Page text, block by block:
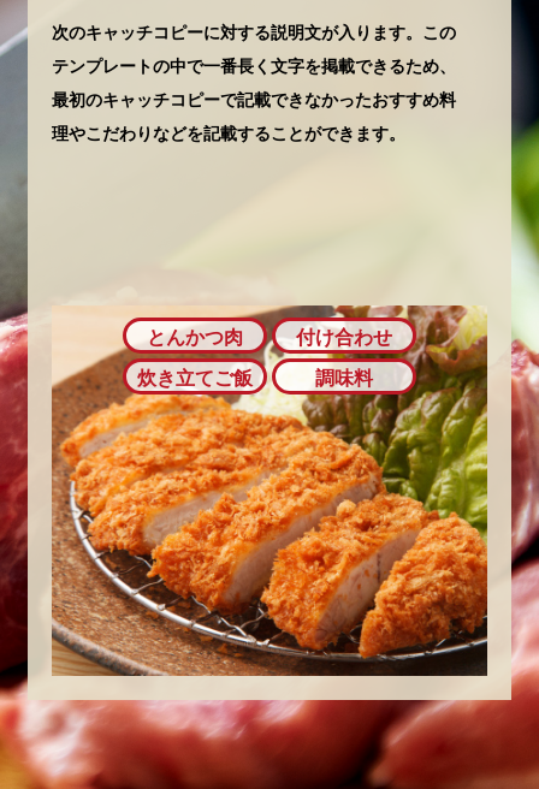
次のキャッチコピーに対する説明文が入ります。この
テンプレートの中で一番長く文字を掲載できるため、
最初のキャッチコピーで記載できなかったおすすめ料
理やこだわりなどを記載することができます。
とんかつ肉
付け合わせ
炊き立てご飯
調味料